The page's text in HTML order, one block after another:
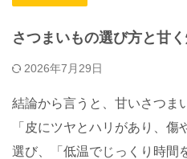
さつまいもの選び方と甘
2026年7月29日
結論から言うと、甘いさつま
「皮にツヤとハリがあり、
選び、「低温でじっくり時間